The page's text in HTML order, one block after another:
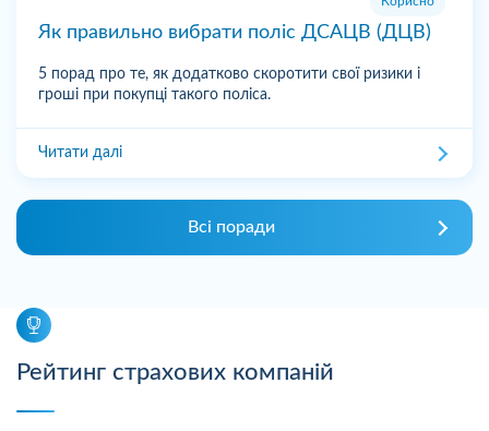
Як правильно вибрати поліс ДСАЦВ (ДЦВ)
5 порад про те, як додатково скоротити свої ризики і
гроші при покупці такого поліса.
Читати далі
Всі поради
Рейтинг страхових компаній